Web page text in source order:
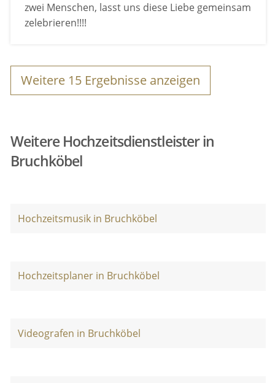
zwei Menschen, lasst uns diese Liebe gemeinsam
zelebrieren!!!!
Weitere 15 Ergebnisse anzeigen
Weitere Hochzeitsdienstleister in
Bruchköbel
Hochzeitsmusik in Bruchköbel
Hochzeitsplaner in Bruchköbel
Videografen in Bruchköbel